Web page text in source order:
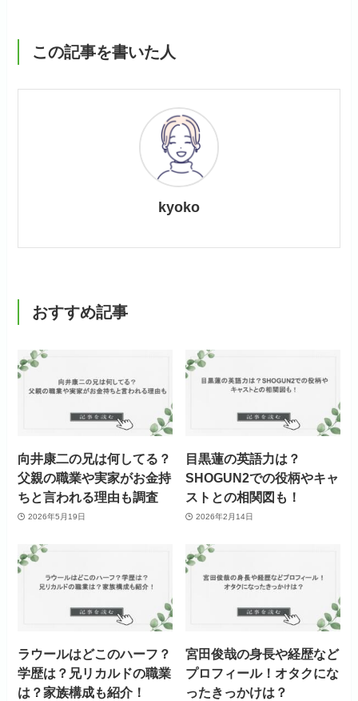
この記事を書いた人
kyoko
おすすめ記事
向井康二の兄は何してる？
父親の職業や実家がお金持
ちと言われる理由も調査
2026年5月19日
目黒蓮の英語力は？
SHOGUN2での役柄やキャ
ストとの相関図も！
2026年2月14日
ラウールはどこのハーフ？
学歴は？兄リカルドの職業
は？家族構成も紹介！
宮田俊哉の身長や経歴など
プロフィール！オタクにな
ったきっかけは？